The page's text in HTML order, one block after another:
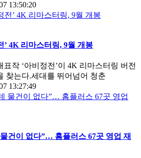
13:50:20
’ 4K 리마스터링, 9월 개봉
표작 ‘아비정전’이 4K 리마스터링 버전
찾는다.세대를 뛰어넘어 청춘
13:27:49
건이 없다”… 홈플러스 67곳 영업 재